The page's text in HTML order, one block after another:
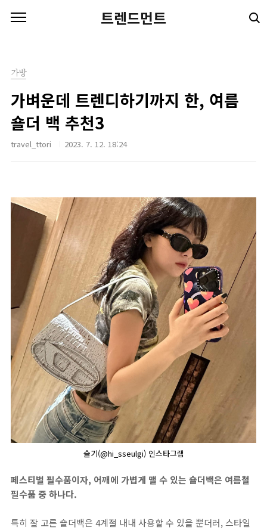
트렌드먼트
가방
가벼운데 트렌디하기까지 한, 여름
숄더 백 추천3
travel_ttori 2023. 7. 12. 18:24
슬기(@hi_sseulgi) 인스타그램
페스티벌 필수품이자, 어깨에 가볍게 맬 수 있는 숄더백은 여름철
필수품 중 하나다.
특히 잘 고른 숄더백은 4계절 내내 사용할 수 있을 뿐더러, 스타일